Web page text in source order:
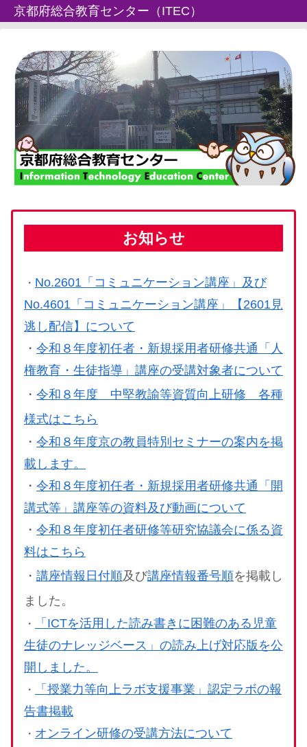
京都府総合教育センター（ITEC）
お知らせ
・ No.2601「コミュニケーション講座」及び
No.4601「コミュニケーション講座」【2601見
逃し配信】について
・ 令和８年度初任者・新規採用者研修共通「人
権教育・生徒指導」講座の受講対象者について
・ 令和８年度 中堅教諭等資質向上研修 各種
様式はこちら
・ 令和８年度京の教員特別セミナーの案内を掲
載します。
・ 令和８年度初任者・新規採用者研修共通「開
講式等」講座等の資料及び動画について
・ 令和８年度初任者研修等研究協議会に係る資
料はこちら
・ 講座情報日付順及び講座情報番号順を掲載し
ました。
・
「ICTを活用した読み書きに困難のある児童
生徒のナレッジベース」の読み上げ対応版を公
開しました。
・
「授業力等向上ラボ支援事業」認定ラボの報
告書掲載
・ オンライン研修の受講方法について